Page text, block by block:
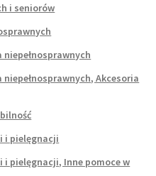
i seniorów
Akcesoria
i pielęgnacji
i pielęgnacji, Inne pomoce w